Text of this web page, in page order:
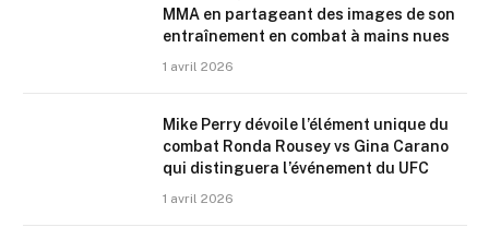
MMA en partageant des images de son
entraînement en combat à mains nues
1 avril 2026
Mike Perry dévoile l’élément unique du
combat Ronda Rousey vs Gina Carano
qui distinguera l’événement du UFC
1 avril 2026